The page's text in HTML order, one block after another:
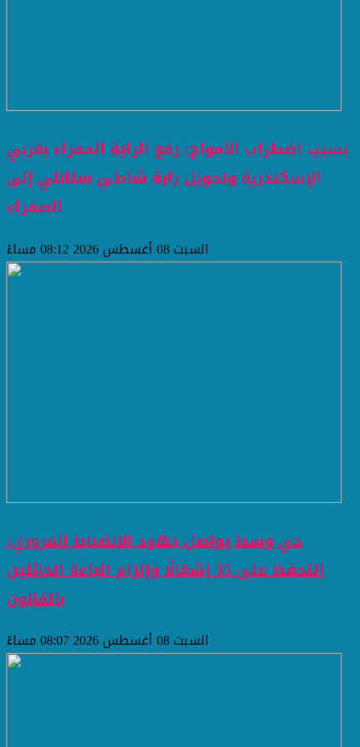
بسبب اضطراب الأمواج: رفع الراية الحمراء بغربي
الإسكندرية وتحويل راية شاطئ ستانلي إلى
الصفراء
السبت 08 أغسطس 2026 08:12 مساءً
حي وسط يواصل جهود الانضباط المروري:
التحفظ على 35 إشغالًا وإلزام الباعة الجائلين
بالقانون
السبت 08 أغسطس 2026 08:07 مساءً